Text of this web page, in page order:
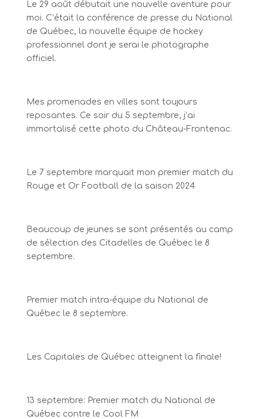
Le 29 août débutait une nouvelle aventure pour
moi. C’était la conférence de presse du National
de Québec, la nouvelle équipe de hockey
professionnel dont je serai le photographe
officiel.
Mes promenades en villes sont toujours
reposantes. Ce soir du 5 septembre, j’ai
immortalisé cette photo du Château-Frontenac.
Le 7 septembre marquait mon premier match du
Rouge et Or Football de la saison 2024
Beaucoup de jeunes se sont présentés au camp
de sélection des Citadelles de Québec le 8
septembre.
Premier match intra-équipe du National de
Québec le 8 septembre.
Les Capitales de Québec atteignent la finale!
13 septembre: Premier match du National de
Québec contre le Cool FM